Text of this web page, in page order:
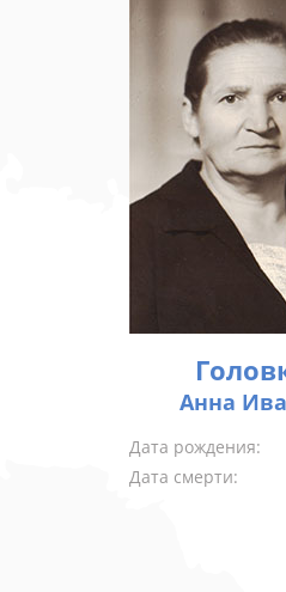
Анна
Дата рождения:
Дата смерти: